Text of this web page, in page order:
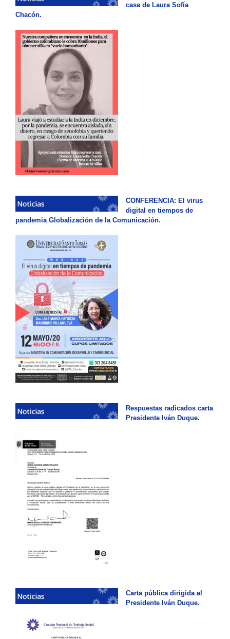
casa de Laura Sofía
Chacón.
CONFERENCIA: El virus
digital en tiempos de
pandemia Globalización de la Comunicación.
Respuestas radicados carta
Presidente Iván Duque.
Carta pública dirigida al
Presidente Iván Duque.